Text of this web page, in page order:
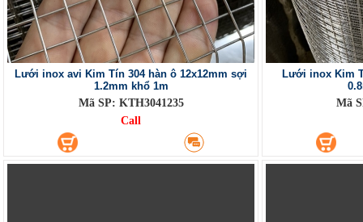
Lưới inox avi Kim Tín 304 hàn ô 12x12mm sợi
1.2mm khổ 1m
Mã SP: KTH3041235
Call
Lưới inox Kim
Mã